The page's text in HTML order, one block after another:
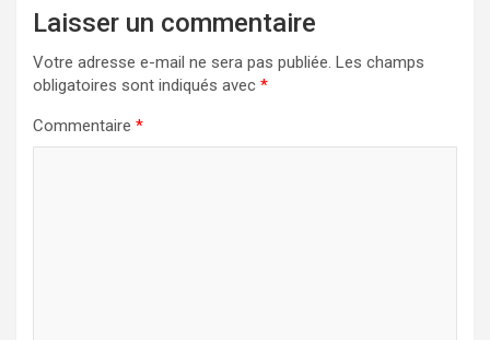
Laisser un commentaire
Votre adresse e-mail ne sera pas publiée. Les champs
obligatoires sont indiqués avec *
Commentaire *